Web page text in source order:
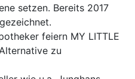
setzen. Bereits 2017
feiern MY LITTLE
zu